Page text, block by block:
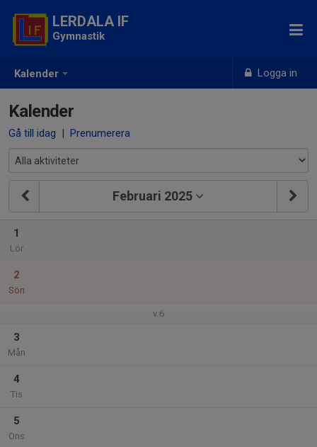
Kalender Logga in
LERDALA IF
Gymnastik
Kalender
Gå till idag | Prenumerera
Februari 2025
1
Lör
2
Sön
v.6
3
Mån
4
Tis
5
Ons